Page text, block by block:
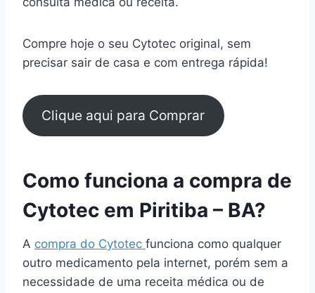
Compre hoje o seu Cytotec original, sem
precisar sair de casa e com entrega rápida!
Clique aqui para Comprar
Como funciona a compra de
Cytotec em Piritiba – BA?
A compra do Cytotec funciona como qualquer
outro medicamento pela internet, porém sem a
necessidade de uma receita médica ou de